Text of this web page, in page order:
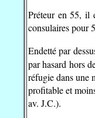
Préteur en 55, il
consulaires pour
Endetté par
par hasard hors
réfugie dans une
profitable et
av. J.C.).